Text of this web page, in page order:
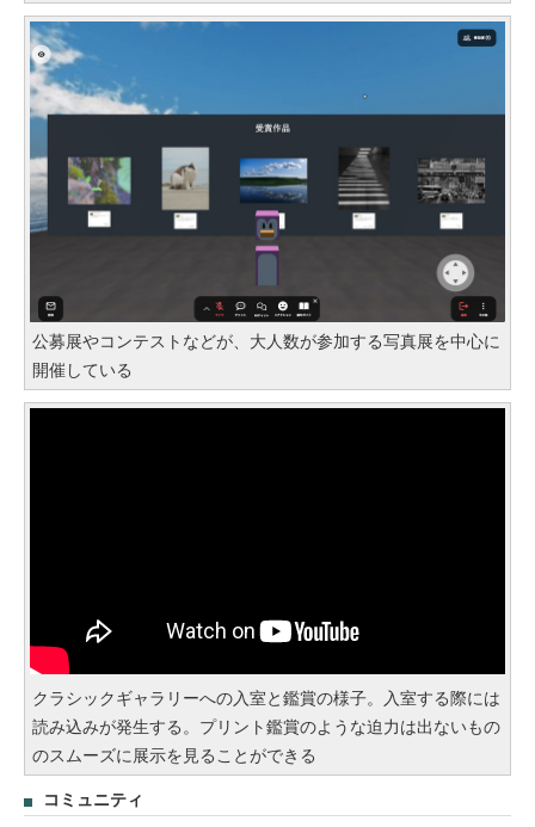
公募展やコンテストなどが、大人数が参加する写真展を中心に
開催している
クラシックギャラリーへの入室と鑑賞の様子。入室する際には
読み込みが発生する。プリント鑑賞のような迫力は出ないもの
のスムーズに展示を見ることができる
コミュニティ